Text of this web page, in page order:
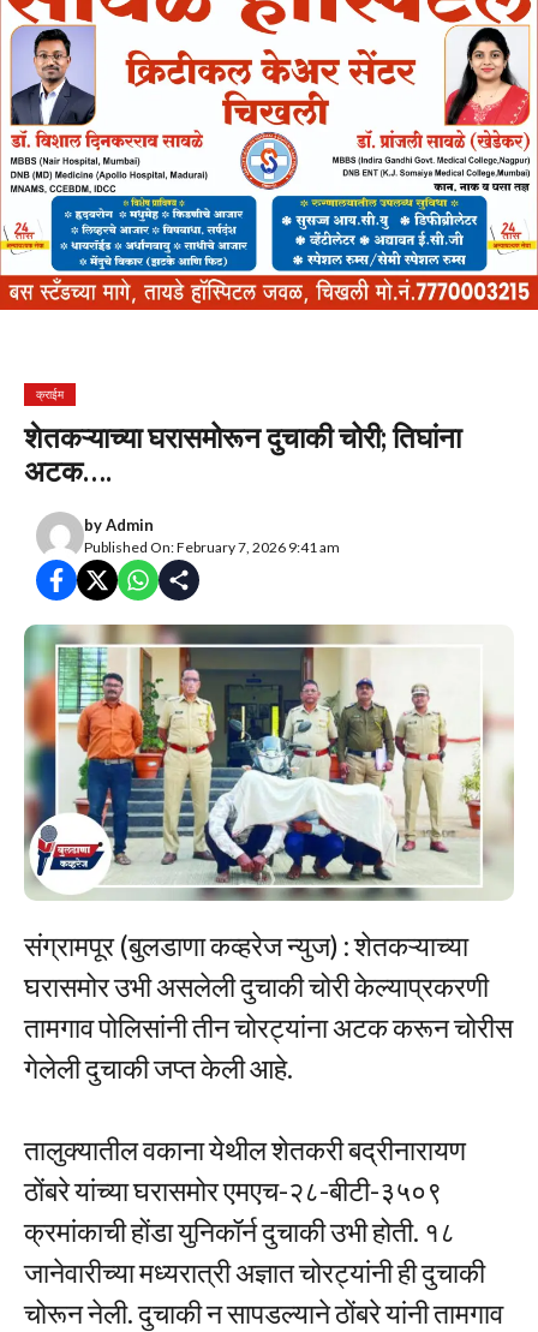
क्राईम
शेतकऱ्याच्या घरासमोरून दुचाकी चोरी; तिघांना
अटक….
byAdmin
Published On: February 7, 2026 9:41 am
संग्रामपूर (बुलडाणा कव्हरेज न्युज) : शेतकऱ्याच्या
घरासमोर उभी असलेली दुचाकी चोरी केल्याप्रकरणी
तामगाव पोलिसांनी तीन चोरट्यांना अटक करून चोरीस
गेलेली दुचाकी जप्त केली आहे.
तालुक्यातील वकाना येथील शेतकरी बद्रीनारायण
ठोंबरे यांच्या घरासमोर एमएच-२८-बीटी-३५०९
क्रमांकाची होंडा युनिकॉर्न दुचाकी उभी होती. १८
जानेवारीच्या मध्यरात्री अज्ञात चोरट्यांनी ही दुचाकी
चोरून नेली. दुचाकी न सापडल्याने ठोंबरे यांनी तामगाव